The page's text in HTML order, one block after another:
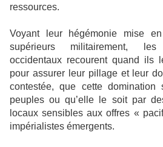
ressources.
Voyant leur hégémonie mise
supérieurs militairement,
occidentaux recourent quand ils
pour assurer leur pillage et leur
contestée, que cette
peuples ou qu’elle le soit par
locaux sensibles aux offres «
impérialistes émergents.